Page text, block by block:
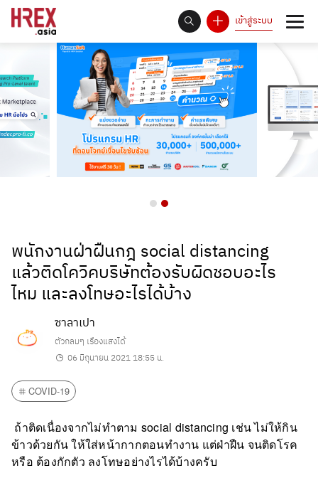
เข้าสู่ระบบ
Answer Rate is 93%
พนักงานฝ่าฝืนกฎ social distancing
แล้วติดโควิคบริษัทต้องรับผิดชอบอะไร
ไหม และลงโทษอะไรได้บ้าง
ซาลาเปา
ตัวกลมๆ เรืองแสงได้
06 มิถุนายน 2021 18:55 น.
COVID-19
ถ้าติดเนื่องจากไม่ทำตาม social distancing เช่น ไม่ให้กิน
ข้าวด้วยกัน ให้ใส่หน้ากากตอนทำงาน แต่ฝ่าฝืน จนติดโรค
หรือ ต้องกักตัว ลงโทษ​อย่างไรได้บ้างครับ